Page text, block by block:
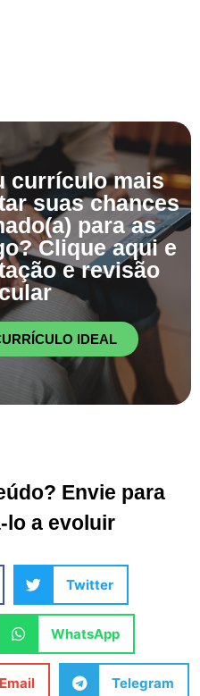
currículo mais
suas chances
para as
Clique aqui e
e revisão
IDEAL
Envie para
lo a evoluir
Twitter
WhatsApp
Email Telegram